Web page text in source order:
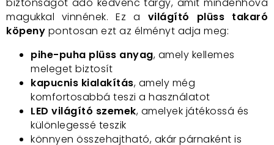
magukkal vinnének. Ez a világító plüss takaró
köpeny pontosan ezt az élményt adja meg:
pihe-puha plüss anyag, amely kellemes
meleget biztosít
kapucnis kialakítás, amely még
komfortosabbá teszi a használatot
LED világító szemek, amelyek játékossá és
különlegessé teszik
könnyen összehajtható, akár párnaként is